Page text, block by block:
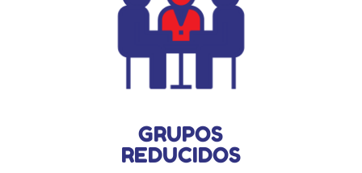
GRUPOS
REDUCIDOS